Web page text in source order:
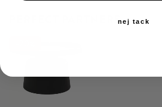
PERFECT PARTNERSnej tack